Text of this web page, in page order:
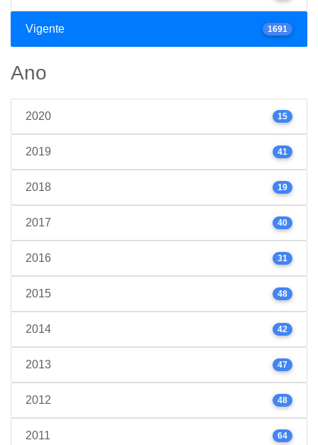
Vigente 1691
Ano
2020 15
2019 41
2018 19
2017 40
2016 31
2015 48
2014 42
2013 47
2012 48
2011 64